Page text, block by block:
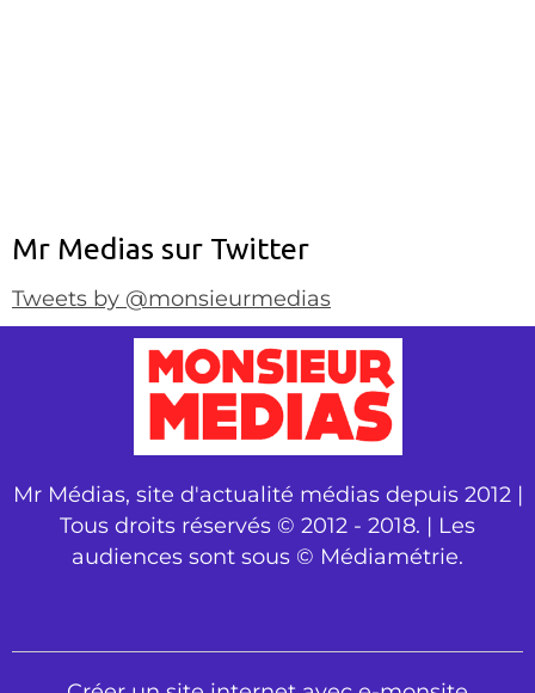
Mr Medias sur Twitter
Tweets by @monsieurmedias
Mr Médias, site d'actualité médias depuis 2012 |
Tous droits réservés © 2012 - 2018. | Les
audiences sont sous © Médiamétrie.